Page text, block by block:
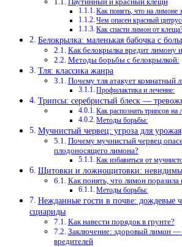
Как понять, что на лимоне
Чем опасен красный
Как спасти лимон от
Белокрылка: маленькая бабочка с
Как белокрылка вредит лимону и
Методы борьбы с белокрылкой:
Тля: классика жанра
Почему тля атакует комнатный
Профилактика и лечение:
Трипсы: серебристый блеск —
Как распознать трипсов на
Методы борьбы:
Мучнистый червец: угроза для урожая
Почему мучнистый червец
плодоносящего лимона?
Как избавиться от
Щитовки и ложнощитовки:
Как понять, что лимон поразила
Методы борьбы:
Нежданные гости в почве: дождевые
сциариды
Как навести порядок в грунте?
Заключение: здоровый лимон —
вредителей